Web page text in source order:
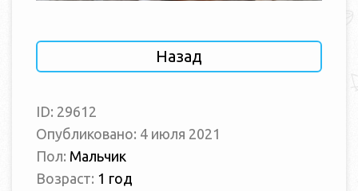
Назад
ID: 29612
Опубликовано: 4 июля 2021
Пол: Мальчик
Возраст: 1 год